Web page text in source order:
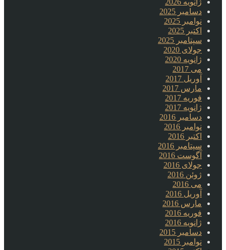
ژانویه 2026
دسامبر 2025
نوامبر 2025
اکتبر 2025
سپتامبر 2025
جولای 2020
ژانویه 2020
می 2017
آوریل 2017
مارس 2017
فوریه 2017
ژانویه 2017
دسامبر 2016
نوامبر 2016
اکتبر 2016
سپتامبر 2016
آگوست 2016
جولای 2016
ژوئن 2016
می 2016
آوریل 2016
مارس 2016
فوریه 2016
ژانویه 2016
دسامبر 2015
نوامبر 2015